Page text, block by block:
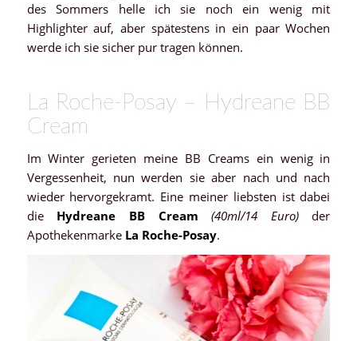
des Sommers helle ich sie noch ein wenig mit
Highlighter auf, aber spätestens in ein paar Wochen
werde ich sie sicher pur tragen können.
La Roche-Posay – Hydreane BB
Cream
Im Winter gerieten meine BB Creams ein wenig in
Vergessenheit, nun werden sie aber nach und nach
wieder hervorgekramt. Eine meiner liebsten ist dabei
die Hydreane BB Cream (40ml/14 Euro)der
Apothekenmarke La Roche-Posay.